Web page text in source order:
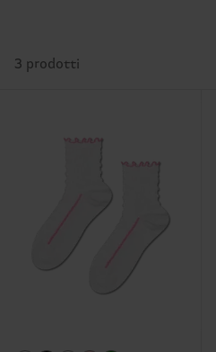
3 prodotti